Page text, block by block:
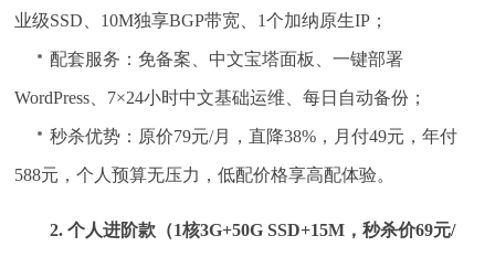
业级SSD、10M独享BGP带宽、1个加纳原生IP；
配套服务：免备案、中文宝塔面板、一键部署
WordPress、7×24小时中文基础运维、每日自动备份；
秒杀优势：原价79元/月，直降38%，月付49元，年付
588元，个人预算无压力，低配价格享高配体验。
2. 个人进阶款（1核3G+50G SSD+15M，秒杀价69元/